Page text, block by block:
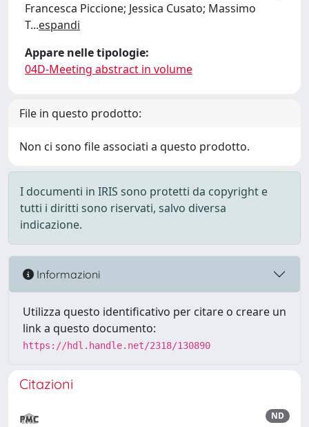
Francesca Piccione; Jessica Cusato; Massimo
T...espandi
Appare nelle tipologie:
04D-Meeting abstract in volume
File in questo prodotto:
Non ci sono file associati a questo prodotto.
I documenti in IRIS sono protetti da copyright e
tutti i diritti sono riservati, salvo diversa
indicazione.
Informazioni
Utilizza questo identificativo per citare o creare un
link a questo documento:
https://hdl.handle.net/2318/130890
Citazioni
ND